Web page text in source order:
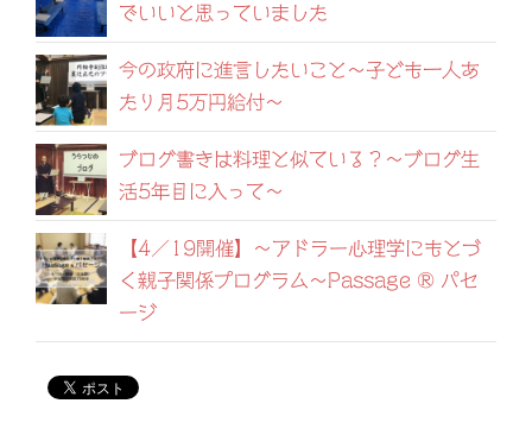
でいいと思っていました
今の政府に進言したいこと〜子ども一人あ
たり月5万円給付〜
ブログ書きは料理と似ている？〜ブログ生
活5年目に入って〜
【4／19開催】〜アドラー心理学にもとづ
く親子関係プログラム〜Passage ® パセ
ージ